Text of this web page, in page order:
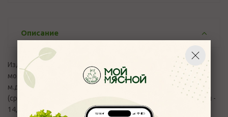
Описание
Изделие кулинарное из творога. Состав: творог м.д.ж. 5%,
молоко, яйцо, манная крупа, сахар, соль пищевая, сметана
м.д.ж. 25%, ванилин. Пищевая и энергетическая ценность
(средние значения) 100 г: белки - 17,6г,жиры - 4,2г, углеводы -
14,2 г.; 169 ккал / 700 Кдж. Условия хранения: хранить при